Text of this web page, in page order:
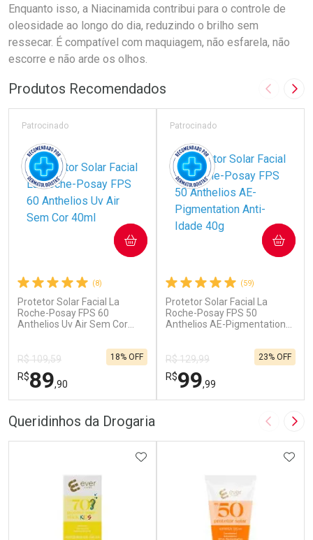
Enquanto isso, a Niacinamida contribui para o controle de
oleosidade ao longo do dia, reduzindo o brilho sem
ressecar. É compatível com maquiagem, não esfarela, não
escorre e não arde os olhos.
Produtos Recomendados Imagem
(8)
Protetor Solar Facial La
Roche-Posay FPS 60
Anthelios Uv Air Sem Cor
Patrocinado
R$ 109,59
R$89,90
18% OFF
COMPRAR
(59)
Protetor Solar Facial La
Roche-Posay FPS 50
Anthelios AE-Pigmentation
Patrocinado
R$ 129,99
R$99,99
23% OFF
COMPRAR
Queridinhos da Drogaria Imagem
ADICIONAR AOS FAVORITOS